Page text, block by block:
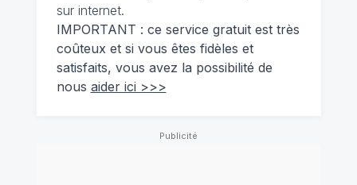
sur internet.
IMPORTANT : ce service gratuit est très
coûteux et si vous êtes fidèles et
satisfaits, vous avez la possibilité de
nous aider ici >>>